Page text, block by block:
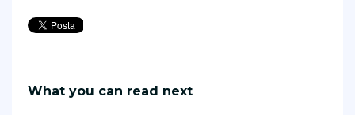
What you can read next